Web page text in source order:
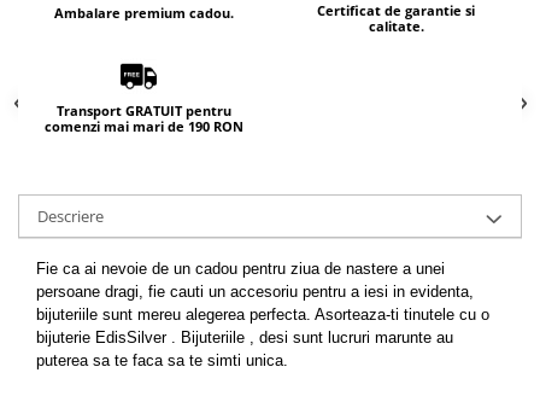
Ambalare premium cadou.
Certificat de garantie si
calitate.
Transport GRATUIT pentru
comenzi mai mari de 190 RON
Descriere
Fie ca ai nevoie de un cadou pentru ziua de nastere a unei
persoane dragi, fie cauti un accesoriu pentru a iesi in evidenta,
bijuteriile sunt mereu alegerea perfecta. Asorteaza-ti tinutele cu o
bijuterie EdisSilver . Bijuteriile , desi sunt lucruri marunte au
puterea sa te faca sa te simti unica.